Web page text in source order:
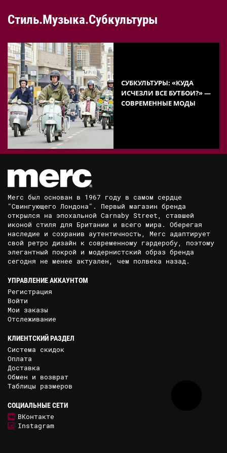
Стиль.Музыка.Субкультуры
СУБКУЛЬТУРЫ: «КУДА
ИСЧЕЗЛИ ВСЕ БУТБОИ?» —
СОВРЕМЕННЫЕ МОДЫ
Merc был основан в 1967 году в самом сердце
"Свингующего Лондона". Первый магазин бренда
открылся на эпохальной Carnaby Street, ставшей
иконой стиля для Британии и всего мира. Оберегая
наследие и сохранив аутентичность, Merc адаптирует
свой ретро дизайн к современному гардеробу, поэтому
элегантный покрой и модернистский образ бренда
сегодня не менее актуален, чем полвека назад.
УПРАВЛЕНИЕ АККАУНТОМ
Регистрация
Войти
Мои заказы
Отслеживание
КЛИЕНТСКИЙ РАЗДЕЛ
Система скидок
Оплата
Доставка
Обмен и возврат
Таблицы размеров
СОЦИАЛЬНЫЕ СЕТИ
ВКонтакте
Instagram